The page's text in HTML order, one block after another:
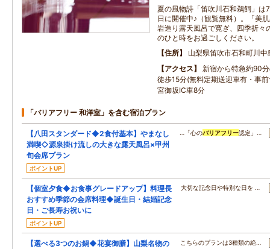
夏の風物詩「笛吹川石和鵜飼」
日に開催中♪（観覧無料）。「美
岩造り露天風呂で寛ぎ、四季折々
のひと時をお過ごしください。
住所
山梨県笛吹市石和町川
アクセス
新宿から特急約90
徒歩15分(無料定期送迎車有・事
宮御坂IC車8分
「バリアフリー 和洋室」を含む宿泊プラン
【八田スタンダード◆2食付基本】やまなし
満喫◇源泉掛け流しの大きな露天風呂×甲州
旬会席プラン
ポイントUP
…「心のバリアフリー認定」…
【個室夕食◆お食事グレードアップ】料理長
おすすめ季節の会席料理◆誕生日・結婚記念
日・ご長寿お祝いに
ポイントUP
大切な記念日や特別な日を …
【選べる3つのお鍋◆花宴御膳】山梨名物の
こちらのプランは3種類の絶…